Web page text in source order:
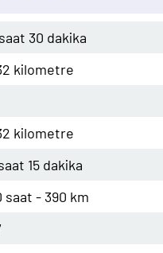
30 dakika
kilometre
kilometre
15 dakika
saat - 390 km